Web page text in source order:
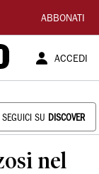
ABBONATI
ACCEDI
SEGUICI SU DISCOVER
nel